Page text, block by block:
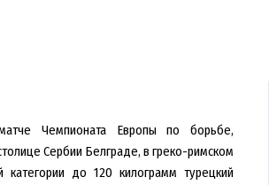
Чемпионата Европы по борьбе,
Сербии Белграде, в греко-римском
категории до 120 килограмм турецкий